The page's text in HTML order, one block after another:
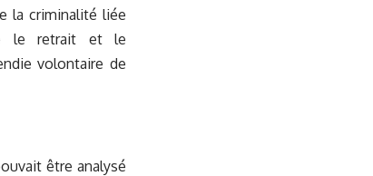
la criminalité liée
le retrait et le
volontaire de
être analysé